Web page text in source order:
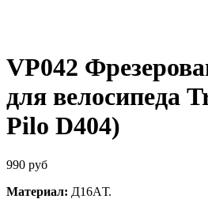
VP042
для велосипеда
Pilo D404)
990 руб
Материал: Д16AТ.